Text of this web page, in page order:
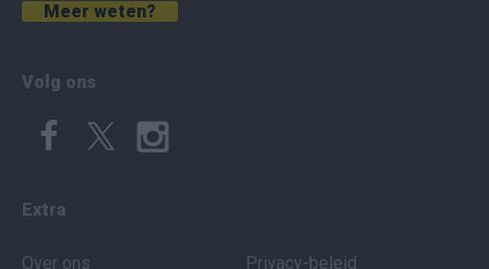
Meer weten?
Volg ons
Extra
Over ons Privacy-beleid